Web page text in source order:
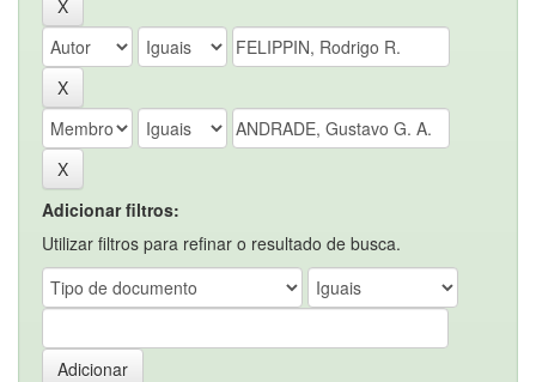
Adicionar filtros:
Utilizar filtros para refinar o resultado de busca.